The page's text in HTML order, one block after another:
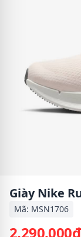
Giày Nike
Mã: MSN1706
2.290.000₫